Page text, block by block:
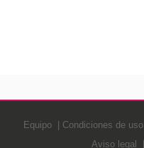
Equipo Condiciones de uso
Aviso legal